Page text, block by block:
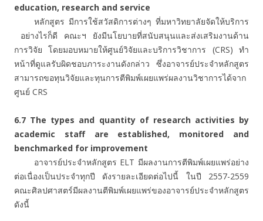
education, research and service
หลักสูตร มีการใช้สวัสดิการต่างๆ ที่มหาวิทยาลัยจัดให้บริการ
อย่างไรก็ดี คณะฯ ยังมีนโยบายที่สนับสนุนและส่งเสริมงานด้าน
การวิจัย โดยมอบหมายให้ศูนย์วิจัยและบริการวิชาการ (CRS) ทำ
หน้าที่ดูแลรับผิดชอบภาระงานดังกล่าว ซึ่งอาจารย์ประจำหลักสูตร
สามารถขอทุนวิจัยและทุนการตีพิมพ์เผยแพร่ผลงานวิชาการได้จาก
ศูนย์ CRS
6.7 The types and quantity of research activities by
academic staff are established, monitored and
benchmarked for improvement
อาจารย์ประจำหลักสูตร ELT มีผลงานการตีพิมพ์เผยแพร่อย่าง
ต่อเนื่องเป็นประจำทุกปี ดังรายละเอียดต่อไปนี้ ในปี 2557-2559
คณะศิลปศาสตร์มีผลงานตีพิมพ์เผยแพร่ของอาจารย์ประจำหลักสูตร
ดังนี้